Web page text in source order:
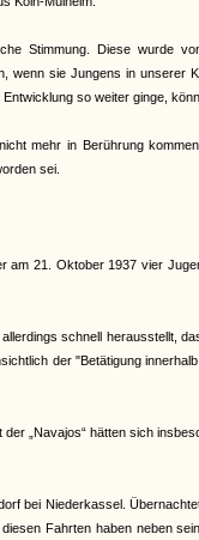
Stimmung. Diese wurde
sie Jungens in unserer
so weiter ginge,
mehr in Berührung
sei.
21. Oktober 1937 vier
schnell herausstellt,
der "Betätigung
„Navajos“ hätten sich
bei Niederkassel.
Fahrten haben neben